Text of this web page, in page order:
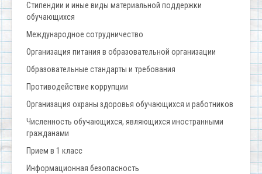
Стипендии и иные виды материальной поддержки
обучающихся
Международное сотрудничество
Организация питания в образовательной организации
Образовательные стандарты и требования
Противодействие коррупции
Организация охраны здоровья обучающихся и работников
Численность обучающихся, являющихся иностранными
гражданами
Прием в 1 класс
Информационная безопасность